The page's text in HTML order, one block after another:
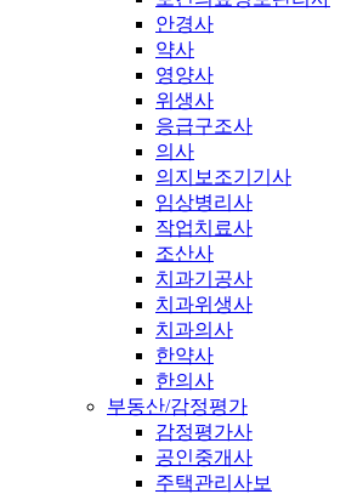
안경사
약사
영양사
위생사
응급구조사
의사
의지보조기기사
임상병리사
작업치료사
조산사
치과기공사
치과위생사
치과의사
한약사
한의사
부동산/감정평가
감정평가사
공인중개사
주택관리사보